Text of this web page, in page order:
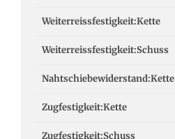
Weiterreissfestigkeit:Kette
Weiterreissfestigkeit:Schuss
Nahtschiebewiderstand:Kette
Zugfestigkeit:Kette
Zugfestigkeit:Schuss